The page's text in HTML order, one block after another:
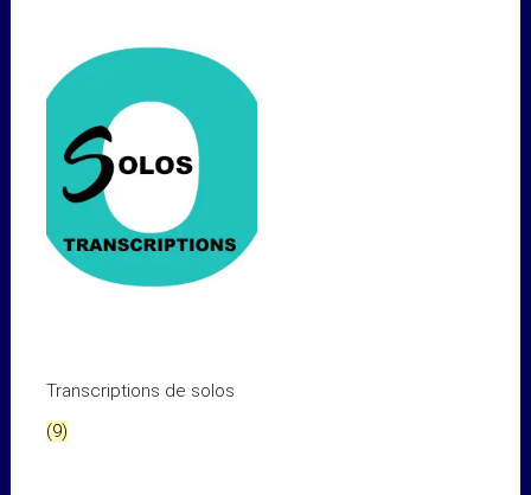
Transcriptions de solos
(9)